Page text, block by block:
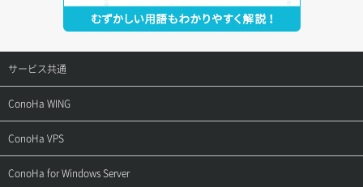
サービス共通
サポートトップ
ご契約・お支払い
ConoHa WING
サポートトップ
ご利用ガイド
ConoHa VPS
サポートトップ
ConoHa for Windows Server